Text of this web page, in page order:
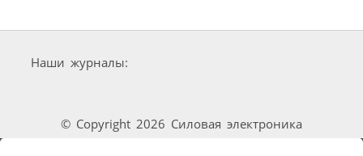
Наши журналы:
© Copyright 2026 Силовая электроника